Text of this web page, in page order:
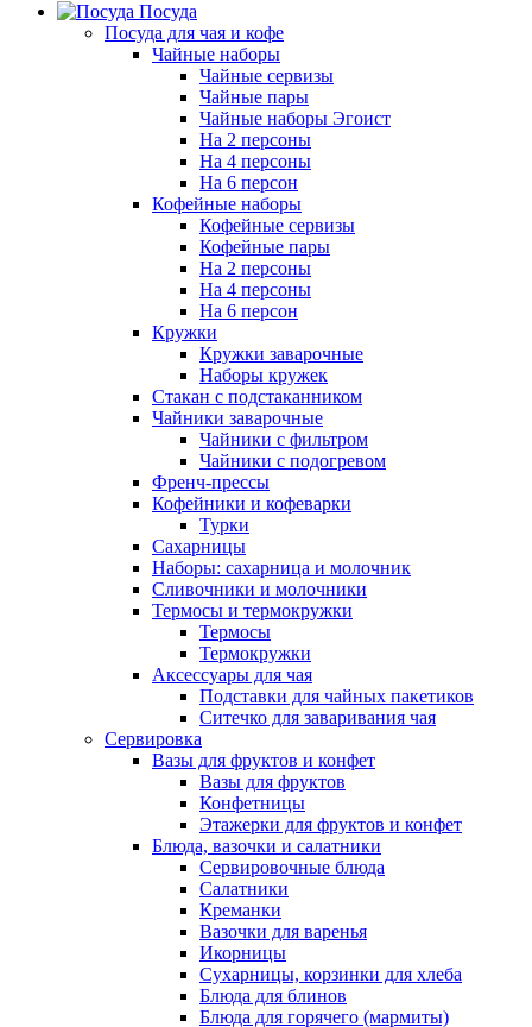
Посуда
Посуда для чая и кофе
Чайные наборы
Чайные сервизы
Чайные пары
Чайные наборы Эгоист
На 2 персоны
На 4 персоны
На 6 персон
Кофейные наборы
Кофейные сервизы
Кофейные пары
На 2 персоны
На 4 персоны
На 6 персон
Кружки
Кружки заварочные
Наборы кружек
Стакан с подстаканником
Чайники заварочные
Чайники с фильтром
Чайники с подогревом
Френч-прессы
Кофейники и кофеварки
Турки
Сахарницы
Наборы: сахарница и молочник
Сливочники и молочники
Термосы и термокружки
Термосы
Термокружки
Аксессуары для чая
Подставки для чайных пакетиков
Ситечко для заваривания чая
Сервировка
Вазы для фруктов и конфет
Вазы для фруктов
Конфетницы
Этажерки для фруктов и конфет
Блюда, вазочки и салатники
Сервировочные блюда
Салатники
Креманки
Вазочки для варенья
Икорницы
Сухарницы, корзинки для хлеба
Блюда для блинов
Блюда для горячего (мармиты)